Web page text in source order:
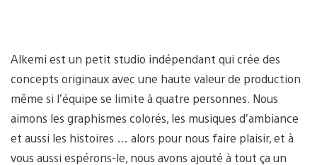
Alkemi est un petit studio indépendant qui crée des
concepts originaux avec une haute valeur de production
même si l’équipe se limite à quatre personnes. Nous
aimons les graphismes colorés, les musiques d’ambiance
et aussi les histoires … alors pour nous faire plaisir, et à
vous aussi espérons-le, nous avons ajouté à tout ça un